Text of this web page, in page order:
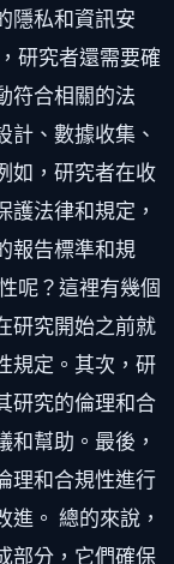
隱私和資訊安
研究者還需要確
符合相關的法
計、數據收集、
如，研究者在收
護法律和規定，
報告標準和規
呢？這裡有幾個
研究開始之前就
規定。其次，研
研究的倫理和合
和幫助。最後，
理和合規性進行
。 總的來說，
部分，它們確保